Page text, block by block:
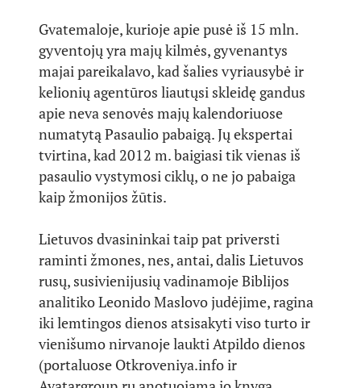
Gvatemaloje, kurioje apie pusė iš 15 mln.
gyventojų yra majų kilmės, gyvenantys
majai pareikalavo, kad šalies vyriausybė ir
kelionių agentūros liautųsi skleidę gandus
apie neva senovės majų kalendoriuose
numatytą Pasaulio pabaigą. Jų ekspertai
tvirtina, kad 2012 m. baigiasi tik vienas iš
pasaulio vystymosi ciklų, o ne jo pabaiga
kaip žmonijos žūtis.
Lietuvos dvasininkai taip pat priversti
raminti žmones, nes, antai, dalis Lietuvos
rusų, susivienijusių vadinamoje Biblijos
analitiko Leonido Maslovo judėjime, ragina
iki lemtingos dienos atsisakyti viso turto ir
vienišumo nirvanoje laukti Atpildo dienos
(portaluose Otkroveniya.info ir